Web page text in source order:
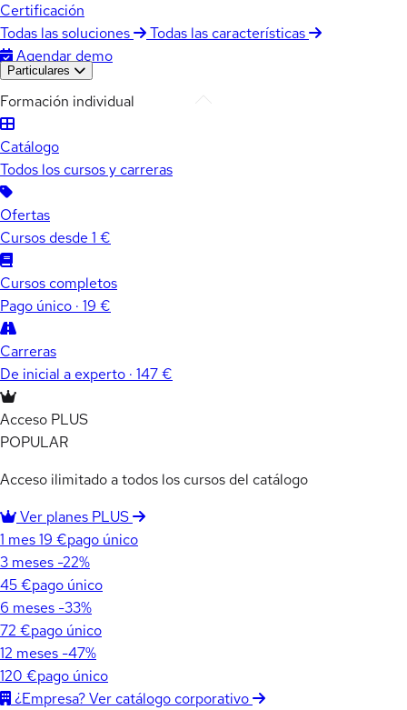
Certificación
Todas las soluciones
Todas las características
Agendar demo
Particulares
Formación individual
Catálogo
Todos los cursos y carreras
Ofertas
Cursos desde 1 €
Cursos completos
Pago único · 19 €
Carreras
De inicial a experto · 147 €
Acceso PLUS
POPULAR
Acceso ilimitado a todos los cursos del catálogo
Ver planes PLUS
1 mes19 €pago único
3 meses -22%
45 €pago único
6 meses -33%
72 €pago único
12 meses -47%
120 €pago único
¿Empresa? Ver catálogo corporativo